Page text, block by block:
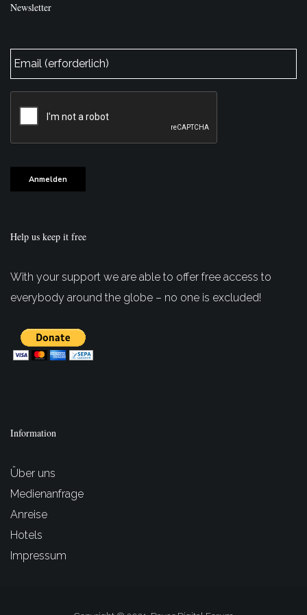
Newsletter
Mail *
Anmelden
Help us keep it free
With your support we are able to offer free access to
everybody around the globe – no one is excluded!
Information
Über uns
Medienanfrage
Anreise
Hotels
Impressum